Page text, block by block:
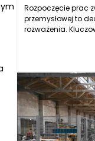
Rozpoczęcie prac
przemysłowej to
rozważenia.
miejscu. Przede
przemysłowe to
normy oraz
wytrzymałości
Dlatego
związane z
użycia.